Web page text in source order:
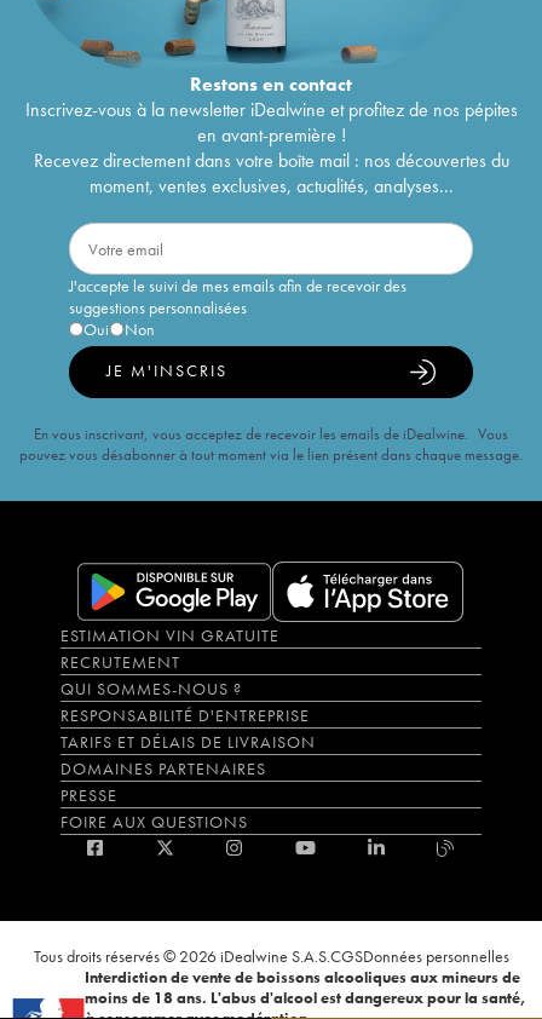
Restons encontact
Inscrivez-vous à la newsletter iDealwine et profitez de nos pépites
en avant-première !
Recevez directement dans votre boîte mail : nos découvertes du
moment, ventes exclusives, actualités, analyses...
J'accepte le suivi de mes emails afin de recevoir des
suggestions personnalisées
Oui
Non
JE M'INSCRIS
En vous inscrivant, vous acceptez de recevoir les emails de iDealwine. Vous
pouvez vous désabonner à tout moment via le lien présent dans chaque message.
ESTIMATION VIN GRATUITE
RECRUTEMENT
QUI SOMMES-NOUS ?
RESPONSABILITÉ D'ENTREPRISE
TARIFS ET DÉLAIS DE LIVRAISON
DOMAINES PARTENAIRES
PRESSE
FOIRE AUX QUESTIONS
Tous droits réservés © 2026 iDealwine S.A.S.CGSDonnées personnelles
Interdiction de vente de boissons alcooliques aux mineurs de
moins de 18 ans. L'abus d'alcool est dangereux pour la santé,